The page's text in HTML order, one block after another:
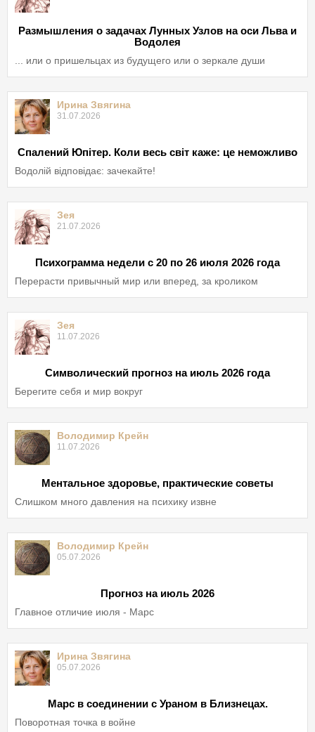
Размышления о задачах Лунных Узлов на оси Льва и
Водолея
... или о пришельцах из будущего или о зеркале души
Ирина Звягина
31.07.2026
Спалений Юпітер. Коли весь світ каже: це неможливо
Водолій відповідає: зачекайте!
Зея
21.07.2026
Психограмма недели с 20 по 26 июля 2026 года
Перерасти привычный мир или вперед, за кроликом
Зея
11.07.2026
Символический прогноз на июль 2026 года
Берегите себя и мир вокруг
Володимир Крейн
11.07.2026
Ментальное здоровье, практические советы
Слишком много давления на психику извне
Володимир Крейн
05.07.2026
Прогноз на июль 2026
Главное отличие июля - Марс
Ирина Звягина
05.07.2026
Марс в соединении с Ураном в Близнецах.
Поворотная точка в войне